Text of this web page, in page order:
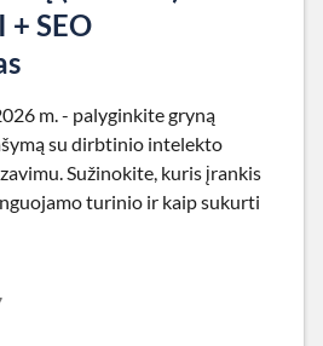
+ SEO
m. - palyginkite gryną
su dirbtinio intelekto
Sužinokite, kuris įrankis
turinio ir kaip sukurti